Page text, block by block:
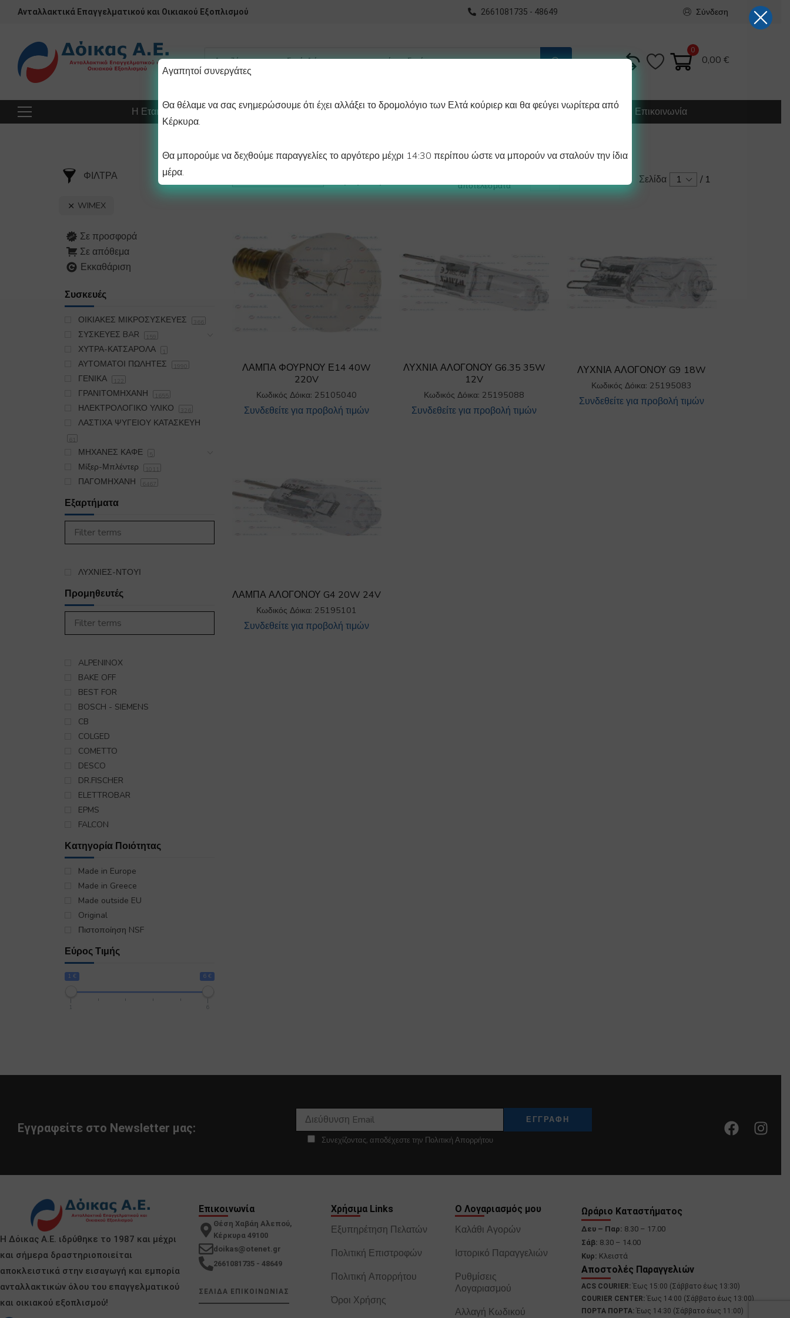
Ανταλλακτικά Επαγγελματικού και Οικιακού Εξοπλισμού 2661081735 - 48649 Σύνδεση
0
0,00€
Η Εταιρεία Προϊόντα Προχωρημένη Αναζήτηση Διαγράμματα Λάστιχα Ψυγείου Κατασκευή Οδηγίες Επικοινωνία
ΦΙΛΤΡΑ
WIMEX
Σε προσφορά
Σε απόθεμα
Εκκαθάριση
Συσκευές
ΟΙΚΙΑΚΕΣ ΜΙΚΡΟΣΥΣΚΕΥΕΣ 366
ΣΥΣΚΕΥΕΣ BAR 159
ΧΥΤΡΑ-ΚΑΤΣΑΡΟΛΑ 1
ΑΥΤΟΜΑΤΟΙ ΠΩΛΗΤΕΣ 1990
ΓΕΝΙΚΑ 122
ΓΡΑΝΙΤΟΜΗΧΑΝΗ 1655
ΗΛΕΚΤΡΟΛΟΓΙΚΟ ΥΛΙΚΟ 326
ΛΑΣΤΙΧΑ ΨΥΓΕΙΟΥ ΚΑΤΑΣΚΕΥΗ
61
ΜΗΧΑΝΕΣ ΚΑΦΕ 5
Μίξερ-Μπλέντερ 1011
ΠΑΓΟΜΗΧΑΝΗ 6467
ΠΛΥΝΤΗΡΙΟ
ΣΙΔΕΡΩΤΗΡΙΟ
985
ΨΥΞΗ-ΘΕΡΜΑΝΣΗ
ΥΓΡΑΕΡΙΟΥ-GAS
Εξαρτήματα
ΛΥΧΝΙΕΣ-ΝΤΟΥΙ
Προμηθευτές
ALPENINOX
BAKE OFF
BEST FOR
BOSCH - SIEMENS
CB
COLGED
COMETTO
DESCO
DR.FISCHER
ELETTROBAR
EPMS
FALCON
FRANKE
INOXTREND
KING
KUPPERSBUSCH
LINCAT
LOTUS
MBM
OEM
PITSOS
REPA ITALIA
Κατηγορία Ποιότητας
Made in Europe
Made in Greece
Made outside EU
Original
Πιστοποίηση NSF
Εύρος Τιμής
1 € 6 €
6
αποτελέσματα
Σελίδα 1 / 1
ΛΑΜΠΑ ΦΟΥΡΝΟΥ Ε14 40W
220V
Κωδικός Δόικα: 25105040
Συνδεθείτε για προβολή τιμών
ΛΥΧΝΙΑ ΑΛΟΓΟΝΟΥ G6.35 35W
12V
Κωδικός Δόικα: 25195088
Συνδεθείτε για προβολή τιμών
ΛΥΧΝΙΑ ΑΛΟΓΟΝΟΥ G9 18W
Κωδικός Δόικα: 25195083
Συνδεθείτε για προβολή τιμών
ΛΑΜΠΑ ΑΛΟΓΟΝΟΥ G4 20W 24V
Κωδικός Δόικα: 25195101
Συνδεθείτε για προβολή τιμών
Εγγραφείτε στο Newsletter μας:
Συνεχίζοντας, αποδέχεστε την Πολιτική Απορρήτου
Η Δόικας Α.Ε. ιδρύθηκε το 1987 και μέχρι
και σήμερα δραστηριοποιείται
αποκλειστικά στην εισαγωγή και εμπορία
ανταλλακτικών όλου του επαγγελματικού
και οικιακού εξοπλισμού!
Επικοινωνία
Θέση Χαβάη Αλεπού,
Κέρκυρα 49100
doikas@otenet.gr
2661081735 - 48649
ΣΕΛΙΔΑ ΕΠΙΚΟΙΝΩΝΙΑΣ
Χρήσιμα Links
Εξυπηρέτηση Πελατών
Πολιτική Επιστροφών
Πολιτική Απορρήτου
Όροι Χρήσης
Ο Λογαριασμός μου
Καλάθι Αγορών
Ιστορικό Παραγγελιών
Ρυθμίσεις
Λογαριασμού
Αλλαγή Κωδικού
Ωράριο Καταστήματος
Δευ – Παρ: 8.30 – 17.00
Σάβ: 8.30 – 14.00
Κυρ: Κλειστά
Αποστολές Παραγγελιών
ACS COURIER: Έως 15:00 (Σάββατο έως 13:30)
COURIER CENTER: Έως 14:00 (Σάββατο έως 13:00)
ΠΟΡΤΑ ΠΟΡΤΑ: Έως 14:30 (Σάββατο έως 11:00)
Αγαπητοί συνεργάτες
Θα θέλαμε να σας ενημερώσουμε ότι έχει αλλάξει το δρομολόγιο των Ελτά κούριερ και θα φεύγει νωρίτερα από
Κέρκυρα.
Θα μπορούμε να δεχθούμε παραγγελίες το αργότερο μέχρι 14:30 περίπου ώστε να μπορούν να σταλούν την ίδια
μέρα.